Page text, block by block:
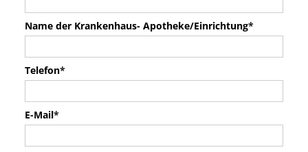
Name der Krankenhaus- Apotheke/Einrichtung*
Telefon*
E-Mail*